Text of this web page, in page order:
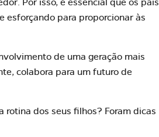
esforçando para proporcionar às
de uma geração mais
colabora para um futuro de
dos seus filhos? Foram dicas